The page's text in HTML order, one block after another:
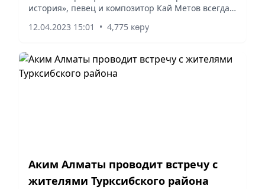
история», певец и композитор Кай Метов всегда
12.04.2023 15:01 • 4,775 көру
Аким Алматы проводит встречу с
жителями Турксибского района